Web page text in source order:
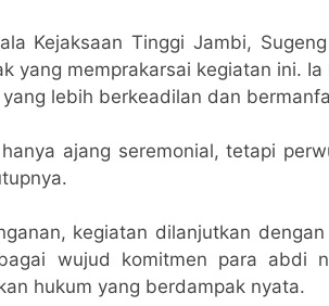
Kejaksaan Tinggi Jambi,
yang memprakarsai kegiatan ini.
lebih berkeadilan dan
ajang seremonial, tetapi
kegiatan dilanjutkan
wujud komitmen para abdi
hukum yang berdampak nyata.